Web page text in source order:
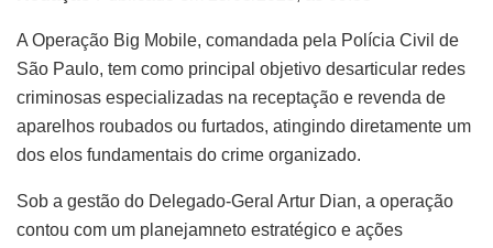
A Operação Big Mobile, comandada pela Polícia Civil de
São Paulo, tem como principal objetivo desarticular redes
criminosas especializadas na receptação e revenda de
aparelhos roubados ou furtados, atingindo diretamente um
dos elos fundamentais do crime organizado.
Sob a gestão do Delegado-Geral Artur Dian, a operação
contou com um planejamneto estratégico e ações